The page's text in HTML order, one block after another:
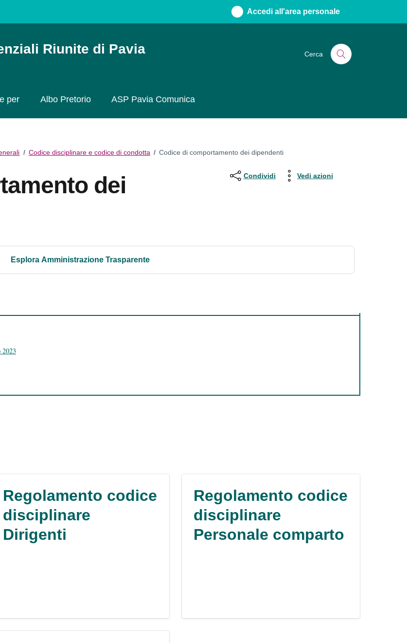
Accedi all'area personale
Riunite di Pavia Cerca
per Albo Pretorio ASP Pavia Comunica
/ Codice disciplinare e codice di condotta / Codice di comportamento dei dipendenti
dei
Condividi Vedi azioni
Esplora Amministrazione Trasparente
2023
Regolamento codice
disciplinare
Dirigenti
Regolamento codice
disciplinare
Personale comparto